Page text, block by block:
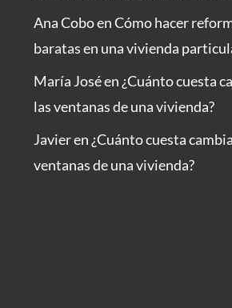
Ana CoboenCómo hacer
baratas en una vivienda
María Joséen ¿Cuánto cuesta
las ventanas de una vivienda?
Javieren ¿Cuánto cuesta
ventanas de una vivienda?